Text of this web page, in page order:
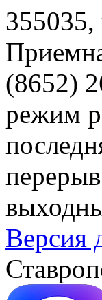
355035,
(8652)
режим
Версия